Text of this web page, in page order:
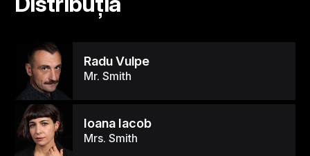
Radu Vulpe
Mr. Smith
Ioana Iacob
Mrs. Smith